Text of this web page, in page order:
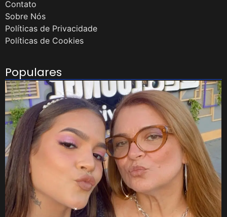
Contato
Sobre Nós
Políticas de Privacidade
Políticas de Cookies
Populares